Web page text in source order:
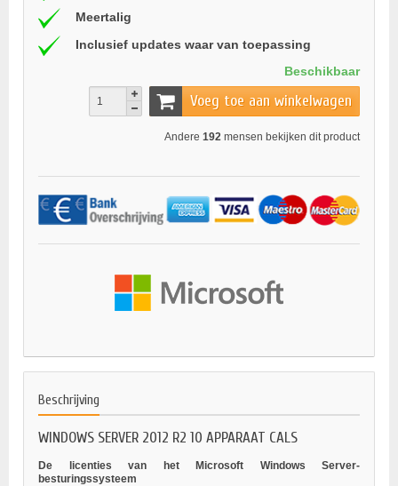
Meertalig
Inclusief updates waar van toepassing
Beschikbaar
Voeg toe aan winkelwagen
Andere 192 mensen bekijken dit product
Beschrijving
WINDOWS SERVER 2012 R2 10 APPARAAT CALS
De licenties van het Microsoft Windows Server-
besturingssysteem